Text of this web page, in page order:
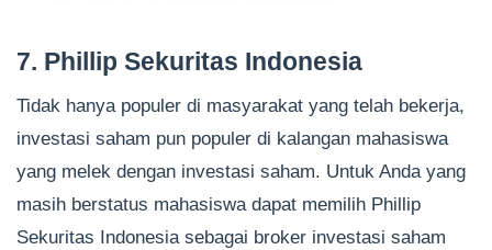
7. Phillip Sekuritas Indonesia
Tidak hanya populer di masyarakat yang telah bekerja,
investasi saham pun populer di kalangan mahasiswa
yang melek dengan investasi saham. Untuk Anda yang
masih berstatus mahasiswa dapat memilih Phillip
Sekuritas Indonesia sebagai broker investasi saham